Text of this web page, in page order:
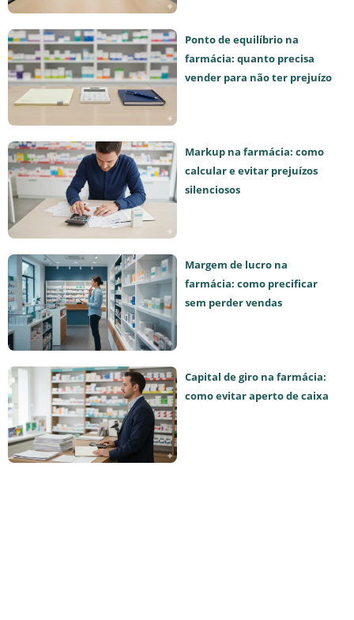
Ponto de equilíbrio na
farmácia: quanto precisa
vender para não ter prejuízo
Markup na farmácia: como
calcular e evitar prejuízos
silenciosos
Margem de lucro na
farmácia: como precificar
sem perder vendas
Capital de giro na farmácia:
como evitar aperto de caixa